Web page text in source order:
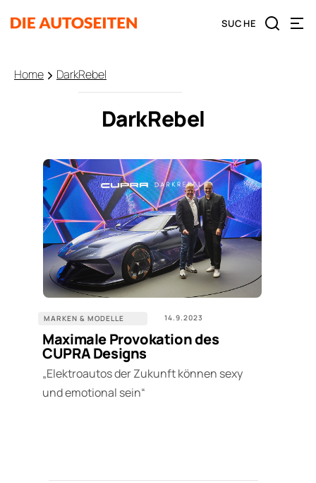
Home DarkRebel
DarkRebel
MARKEN & MODELLE 14.9.2023
Maximale Provokation des
CUPRA Designs
„Elektroautos der Zukunft können sexy
und emotional sein“